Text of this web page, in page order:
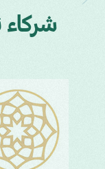
شركاء